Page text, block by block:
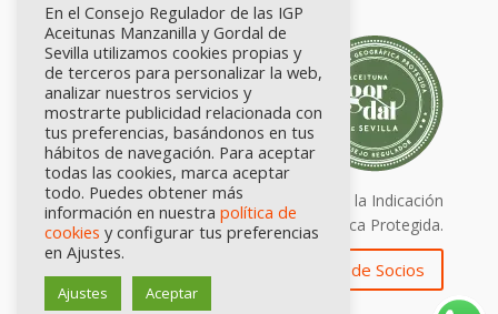
Calidad certificada por Origen. Sellos de la Indicación
Geográfica Protegida.
Zona de Socios
En el Consejo Regulador de las IGP
Aceitunas Manzanilla y Gordal de
Sevilla utilizamos cookies propias y
de terceros para personalizar la web,
analizar nuestros servicios y
mostrarte publicidad relacionada con
tus preferencias, basándonos en tus
hábitos de navegación. Para aceptar
todas las cookies, marca aceptar
todo. Puedes obtener más
información en nuestra política de
cookies y configurar tus preferencias
en Ajustes.
Ajustes Aceptar